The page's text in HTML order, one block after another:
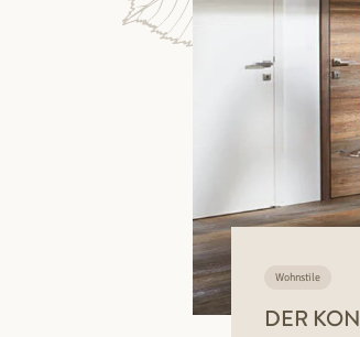
Wohnstile
DER